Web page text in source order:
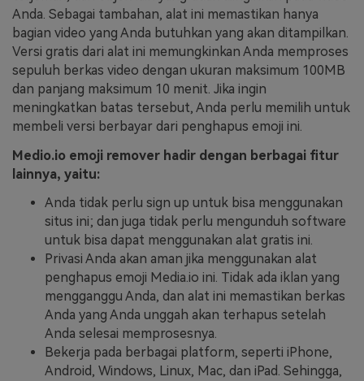
Anda. Sebagai tambahan, alat ini memastikan hanya
bagian video yang Anda butuhkan yang akan ditampilkan.
Versi gratis dari alat ini memungkinkan Anda memproses
sepuluh berkas video dengan ukuran maksimum 100MB
dan panjang maksimum 10 menit. Jika ingin
meningkatkan batas tersebut, Anda perlu memilih untuk
membeli versi berbayar dari penghapus emoji ini.
Medio.io emoji remover hadir dengan berbagai fitur
lainnya, yaitu:
Anda tidak perlu sign up untuk bisa menggunakan
situs ini; dan juga tidak perlu mengunduh software
untuk bisa dapat menggunakan alat gratis ini.
Privasi Anda akan aman jika menggunakan alat
penghapus emoji Media.io ini. Tidak ada iklan yang
mengganggu Anda, dan alat ini memastikan berkas
Anda yang Anda unggah akan terhapus setelah
Anda selesai memprosesnya.
Bekerja pada berbagai platform, seperti iPhone,
Android, Windows, Linux, Mac, dan iPad. Sehingga,